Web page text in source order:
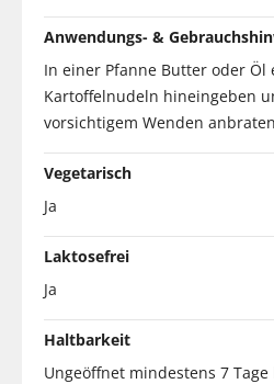
Anwendungs- &
In einer Pfanne Butter oder Öl
Kartoffelnudeln hineingeben
vorsichtigem Wenden
Vegetarisch
Ja
Laktosefrei
Ja
Haltbarkeit
Ungeöffnet mindestens 7